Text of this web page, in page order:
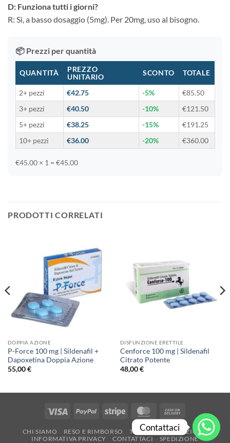
D: Funziona tutti i giorni?
R: Sì, a basso dosaggio (5mg). Per 20mg, uso al bisogno.
📦 Prezzi per quantità
QUANTITÀ
PREZZO
UNITARIO
SCONTO TOTALE
2+ pezzi €42.75 -5%
€85.50
3+ pezzi
€40.50 -10%
€121.50
5+ pezzi
€38.25 -15%
€191.25
10+ pezzi
€36.00 -20% €360.00
€45.00 × 1 = €45.00
PRODOTTI CORRELATI
DOPPIA AZIONE
P-Force 100 mg | Sildenafil +
Dapoxetina Doppia Azione
55,00€
DISFUNZIONE ERETTILE
Cenforce 100 mg | Sildenafil
Citrato Potente
48,00€
Visa PayPal Stripe MasterCard
On
Delivery
CHI SIAMO RESO E RIMBORSO
TERMINI E CONDIZIONI
INFORMATIVA PRIVACY
CONTATTACI
SPEDIZIONE
Contattaci